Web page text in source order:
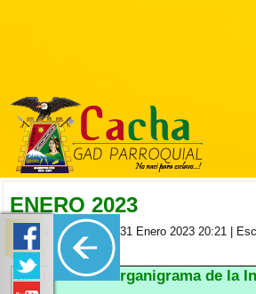
ENERO 2023
Publicado el Martes, 31 Enero 2023 20:21
|
| Visitas: 1679
Literal a1 Organigrama de la